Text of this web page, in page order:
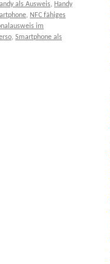
als Ausweis, Handy
, NFC fähiges
im
, Smartphone als